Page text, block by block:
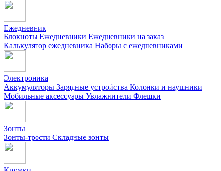
Ежедневник
Блокноты Ежедневники Ежедневники на заказ
Калькулятор ежедневника Наборы с ежедневниками
Электроника
Аккумуляторы Зарядные устройства Колонки и наушники
Мобильные аксессуары Увлажнители Флешки
Зонты
Зонты-трости Складные зонты